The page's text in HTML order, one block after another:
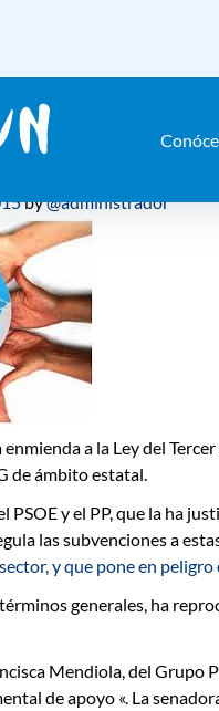
la
by@administrador
enmienda a la Ley del
de ámbito estatal.
PSOE y el PP, que la ha
las subvenciones a
y que pone en
generales, ha
Mendiola, del Grupo
de apoyo «. La